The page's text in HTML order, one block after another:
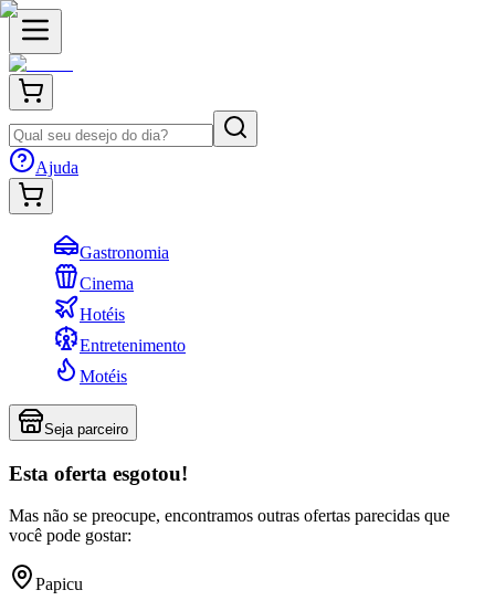
Ajuda
Gastronomia
Cinema
Hotéis
Entretenimento
Motéis
Seja parceiro
Esta oferta esgotou!
Mas não se preocupe, encontramos outras ofertas parecidas que
você pode gostar:
Papicu